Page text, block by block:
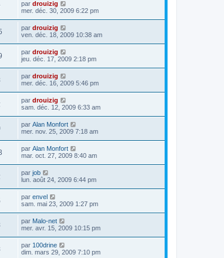
par drouizig
mer. déc. 30, 2009 6:22 pm
par drouizig
ven. déc. 18, 2009 10:38 am
par drouizig
jeu. déc. 17, 2009 2:18 pm
par drouizig
mer. déc. 16, 2009 5:46 pm
par drouizig
sam. déc. 12, 2009 6:33 am
par Alan Monfort
mer. nov. 25, 2009 7:18 am
par Alan Monfort
mar. oct. 27, 2009 8:40 am
par job
lun. août 24, 2009 6:44 pm
par envel
sam. mai 23, 2009 1:27 pm
par Malo-net
mer. avr. 15, 2009 10:15 pm
par 100drine
dim. mars 29, 2009 7:10 pm